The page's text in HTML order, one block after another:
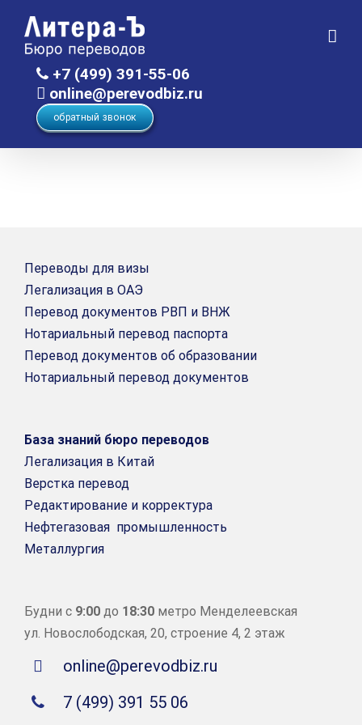
content
+7 (499) 391-55-06
online@perevodbiz.ru
обратный звонок
Переводы для визы
Легализация в ОАЭ
Перевод документов РВП и ВНЖ
Нотариальный перевод паспорта
Перевод документов об образовании
Нотариальный перевод документов
База знаний бюро переводов
Легализация в Китай
Верстка перевод
Редактирование и корректура
Нефтегазовая промышленность
Металлургия
Будни с 9:00 до 18:30 метро Менделеевская
ул. Новослободская, 20, строение 4, 2 этаж
online@perevodbiz.ru
7 (499) 391 55 06